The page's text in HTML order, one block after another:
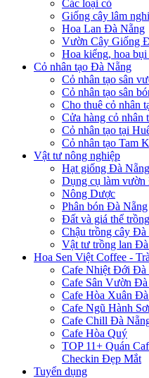
Các loại cỏ
Giống cây lâm
Hoa Lan Đà Nẵng
Vườn Cây Giống
Hoa kiểng, hoa bụi
Cỏ nhân tạo Đà Nẵng
Cỏ nhân tạo sân
Cỏ nhân tạo sân
Cho thuê cỏ nhân
Cửa hàng cỏ nhân
Cỏ nhân tạo tại
Cỏ nhân tạo Tam
Vật tư nông nghiệp
Hạt giống Đà Nẵng
Dụng cụ làm
Nông Dược
Phân bón Đà Nẵng
Đất và giá thể
Chậu trồng cây Đà
Vật tư trồng lan
Hoa Sen Việt Coffee -
Cafe Nhiệt Đới Đà
Cafe Sân Vườn
Cafe Hòa Xuân
Cafe Ngũ Hành
Cafe Chill Đà
Cafe Hòa Quý
TOP 11+ Quán
Checkin Đẹp Mắt
Tuyển dụng